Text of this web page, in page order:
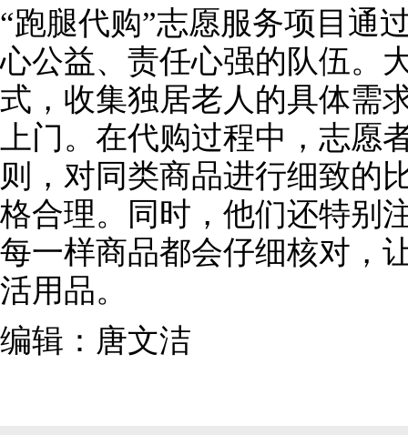
“跑腿代购”志愿服务项目通
心公益、责任心强的队伍。
式，收集独居老人的具体需
上门。在代购过程中，志愿
则，对同类商品进行细致的
格合理。同时，他们还特别
每一样商品都会仔细核对，
活用品。
编辑：唐文洁